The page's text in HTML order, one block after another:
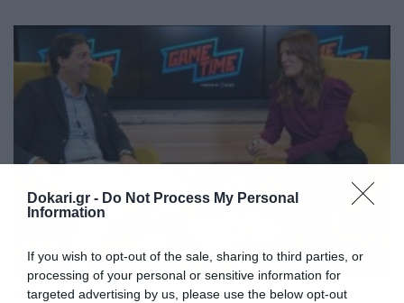
Dokari.gr - Do Not Process My Personal
Information
If you wish to opt-out of the sale, sharing to third parties, or
processing of your personal or sensitive information for
targeted advertising by us, please use the below opt-out
27/09/2019 09:42